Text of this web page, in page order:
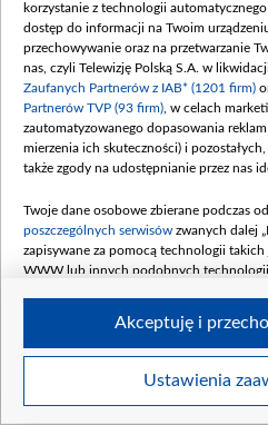
A263094_large.jpg
1
korzystanie z technologii
dostęp do informacji na Twoim
przechowywanie oraz na przetwarzanie
nas, czyli Telewizję Polską S.A. w
Zaufanych Partnerów z IAB* (1201 firm)
Partnerów TVP (93 firm) , w celach
zautomatyzowanego dopasowania
mierzenia ich skuteczności) i
także zgody na udostępnianie przez nas
Twoje dane osobowe zbierane podczas
poszczególnych serwisów zwanych dalej
zapisywane za pomocą technologii
WWW lub innych podobnych
Twoje dane osobowe zbierane podczas
Ustawienia
Akceptuję i